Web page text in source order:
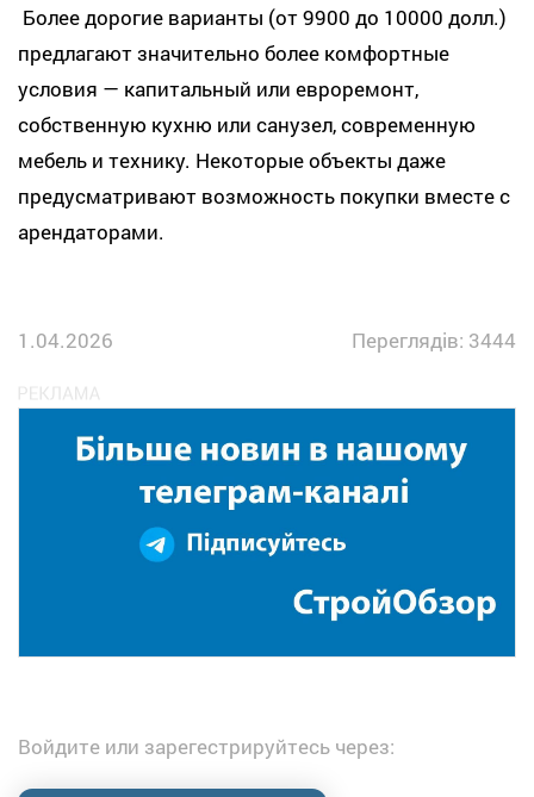
Более дорогие варианты (от 9900 до 10000 долл.)
предлагают значительно более комфортные
условия — капитальный или евроремонт,
собственную кухню или санузел, современную
мебель и технику. Некоторые объекты даже
предусматривают возможность покупки вместе с
арендаторами.
1.04.2026 Переглядів: 3444
Войдите или зарегестрируйтесь через: